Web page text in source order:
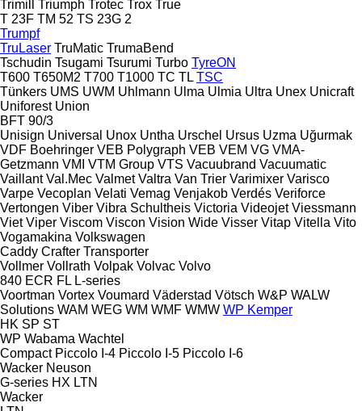
Trimill
Triumph Trotec Trox True
T 23F TM 52 TS 23G 2
Trumpf
TruLaser TruMatic TrumaBend
Tschudin Tsugami Tsurumi Turbo TyreON
T600 T650M2 T700 T1000 TC TL TSC
Tünkers UMS UWM Uhlmann Ulma Ulmia Ultra Unex Unicraft
Uniforest Union
BFT 90/3
Unisign Universal Unox Untha Urschel Ursus Uzma Uğurmak
VDF Boehringer VEB Polygraph VEB VEM VG VMA-
Getzmann VMI VTM Group VTS Vacuubrand Vacuumatic
Vaillant Val.Mec Valmet Valtra Van Trier Varimixer Varisco
Varpe Vecoplan Velati Vemag Venjakob Verdés Veriforce
Vertongen Viber Vibra Schultheis Victoria Videojet Viessmann
Viet Viper Viscom Viscon Vision Wide Visser Vitap Vitella Vito
Vogamakina Volkswagen
Caddy Crafter Transporter
Vollmer Vollrath Volpak Volvac Volvo
840 ECR FL L-series
Voortman Vortex Voumard Väderstad Vötsch W&P WALW
Solutions WAM WEG WM WMF WMW WP Kemper
HK SP ST
WP Wabama Wachtel
Compact Piccolo I-4 Piccolo I-5 Piccolo I-6
Wacker Neuson
G-series HX LTN
Wacker